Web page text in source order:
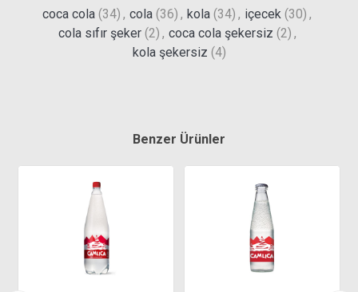
coca cola (34) , cola (36) , kola (34) , içecek (30) ,
cola sıfır şeker (2) , coca cola şekersiz (2) ,
kola şekersiz (4)
Benzer Ürünler